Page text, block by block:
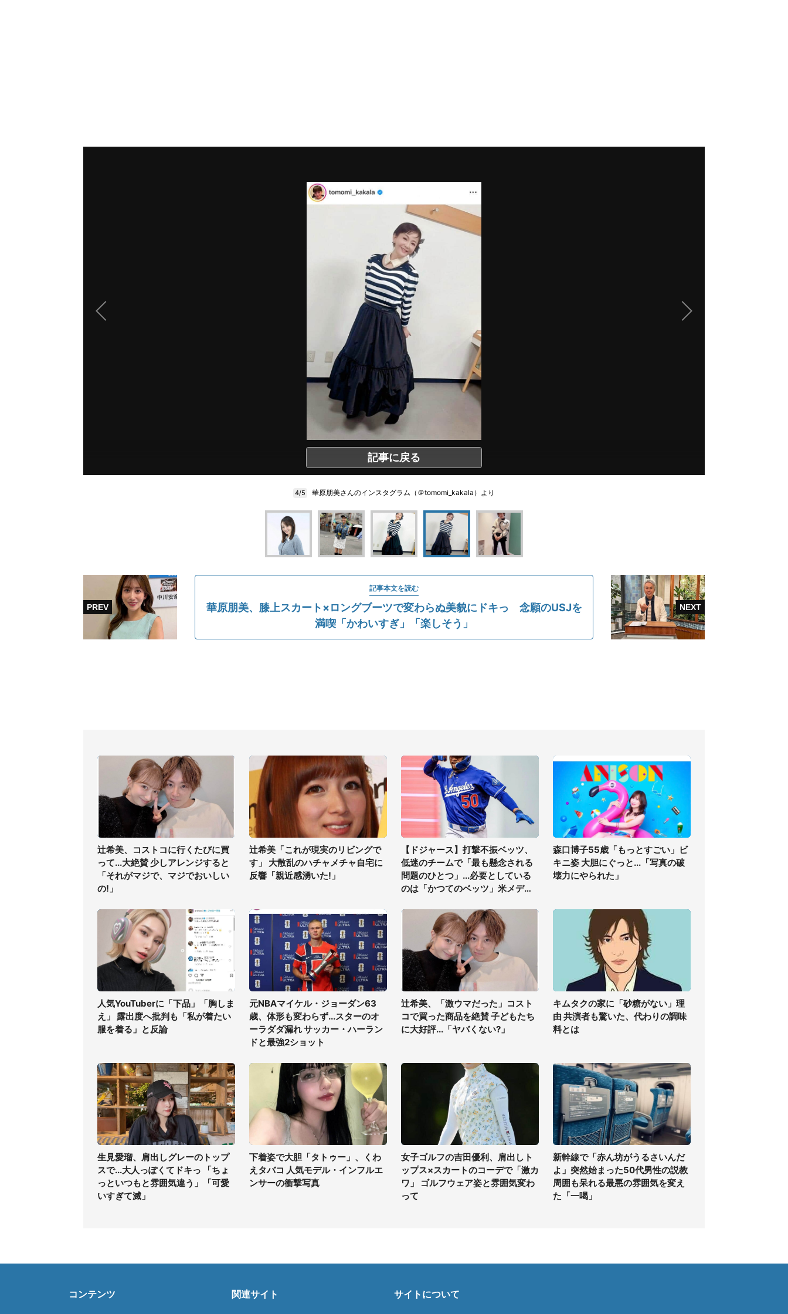
記事に戻る
4/5 華原朋美さんのインスタグラム（＠tomomi_kakala）より
記事本文を読む
華原朋美、膝上スカート×ロングブーツで変わらぬ美貌にドキっ 念願のUSJを
満喫「かわいすぎ」「楽しそう」
辻希美、コストコに行くたびに買
って...大絶賛 少しアレンジすると
「それがマジで、マジでおいしい
の!」
辻希美「これが現実のリビングで
す」 大散乱のハチャメチャ自宅に
反響「親近感湧いた!」
【ドジャース】打撃不振ベッツ、
低迷のチームで「最も懸念される
問題のひとつ」...必要としている
のは「かつてのベッツ」米メディ
森口博子55歳「もっとすごい」ビ
キニ姿 大胆にぐっと...「写真の破
壊力にやられた」
人気YouTuberに「下品」「胸しま
え」 露出度へ批判も「私が着たい
服を着る」と反論
元NBAマイケル・ジョーダン63
歳、体形も変わらず...スターのオ
ーラダダ漏れ サッカー・ハーラン
ドと最強2ショット
辻希美、「激ウマだった」コスト
コで買った商品を絶賛 子どもたち
に大好評...「ヤバくない?」
キムタクの家に「砂糖がない」理
由 共演者も驚いた、代わりの調味
料とは
生見愛瑠、肩出しグレーのトップ
スで...大人っぽくてドキっ 「ちょ
っといつもと雰囲気違う」「可愛
いすぎて滅」
下着姿で大胆「タトゥー」、くわ
えタバコ 人気モデル・インフルエ
ンサーの衝撃写真
女子ゴルフの吉田優利、肩出しト
ップス×スカートのコーデで「激カ
ワ」 ゴルフウェア姿と雰囲気変わ
って
新幹線で「赤ん坊がうるさいんだ
よ」突然始まった50代男性の説教
周囲も呆れる最悪の雰囲気を変え
た「一喝」
コンテンツ 関連サイト サイトについて